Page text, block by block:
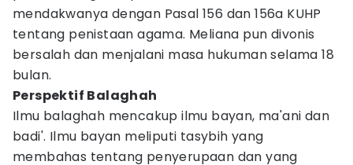
mendakwanya dengan Pasal 156 dan 156a KUHP
tentang penistaan agama. Meliana pun divonis
bersalah dan menjalani masa hukuman selama 18
bulan.
Perspektif Balaghah
Ilmu balaghah mencakup ilmu bayan, ma'ani dan
badi'. Ilmu bayan meliputi tasybih yang
membahas tentang penyerupaan dan yang